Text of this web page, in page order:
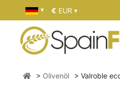
€ EUR
Olivenöl Valroble